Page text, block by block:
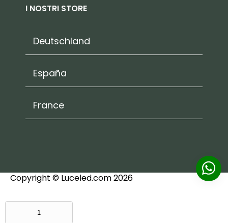
I NOSTRI STORE
Deutschland
España
France
Copyright © Luceled.com 2026